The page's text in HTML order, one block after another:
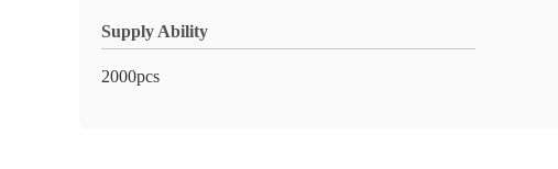
Supply Ability
2000pcs